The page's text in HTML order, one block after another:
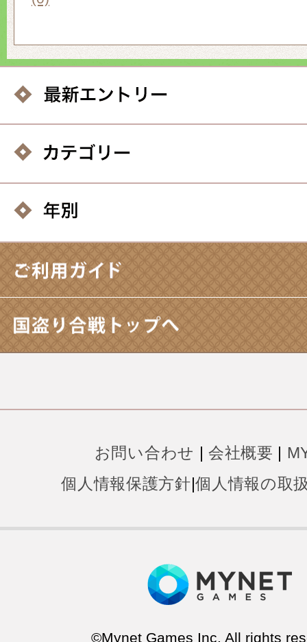
お問い合わせ | 会社概要 |
個人情報保護方針|個人情報の取
©Mynet Games Inc. All rights